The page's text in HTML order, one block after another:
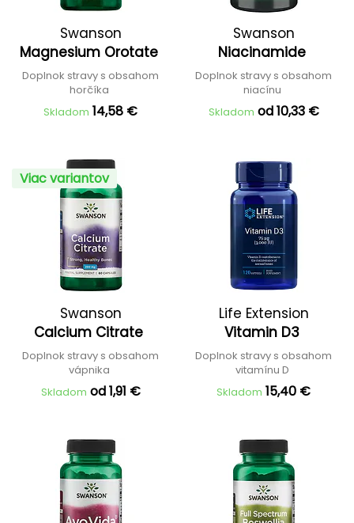
Swanson
Magnesium Orotate
Doplnok stravy s obsahom
horčíka
Skladom 14,58 €
Swanson
Niacinamide
Doplnok stravy s obsahom
niacínu
Skladom od 10,33 €
Viac variantov
Swanson
Calcium Citrate
Doplnok stravy s obsahom
vápnika
Skladom od 1,91 €
Life Extension
Vitamin D3
Doplnok stravy s obsahom
vitamínu D
Skladom 15,40 €